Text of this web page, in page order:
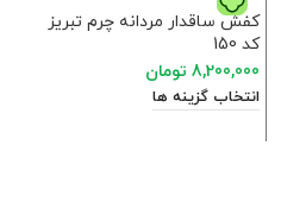
کفش ساقدار مردانه چرم تبریز
کد 150
8,200,000 تومان
انتخاب گزینه ها